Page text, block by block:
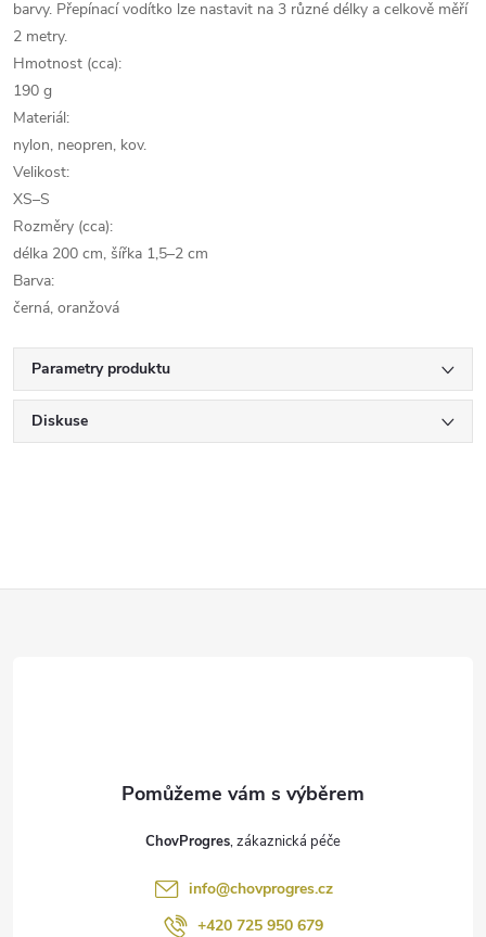
barvy. Přepínací vodítko lze nastavit na 3 různé délky a celkově měří
2 metry.
Hmotnost (cca):
190 g
Materiál:
nylon, neopren, kov.
Velikost:
XS–S
Rozměry (cca):
délka 200 cm, šířka 1,5–2 cm
Barva:
černá, oranžová
Parametry produktu
Diskuse
ChovProgres
info@chovprogres.cz
+420 725 950 679